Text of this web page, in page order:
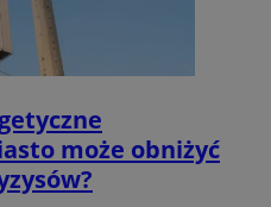
może obniżyć